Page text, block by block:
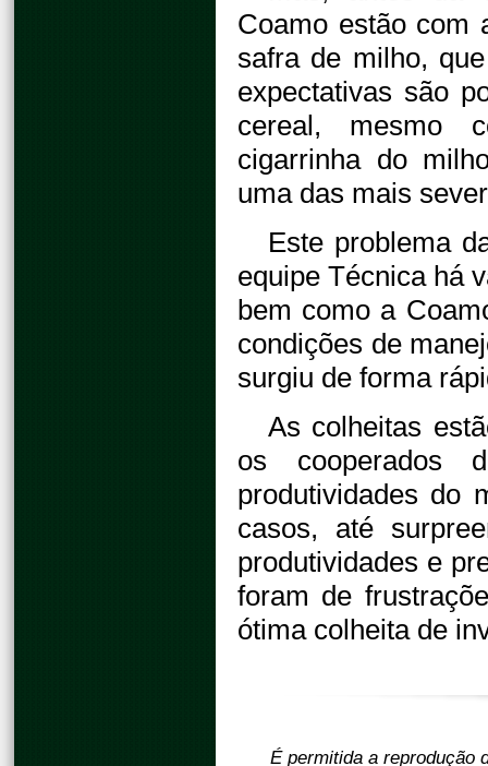
Coamo estão com
safra de milho,
expectativas são
cereal, mesmo
cigarrinha do
uma das mais
Este problema
equipe Técnica há
bem como a
condições de
surgiu de forma
As colheitas
os cooperados
produtividades do
casos, até
produtividades e
foram de
ótima colheita de
É permitida a reprodução